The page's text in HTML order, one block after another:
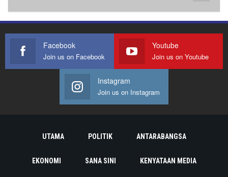
Facebook
Join us on Facebook
Youtube
Join us on Youtube
Instagram
Join us on Instagram
UTAMA POLITIK ANTARABANGSA
EKONOMI SANA SINI KENYATAAN MEDIA